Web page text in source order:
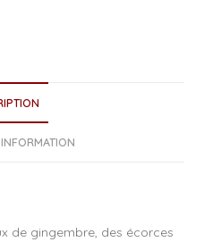
de gingembre, des écorces